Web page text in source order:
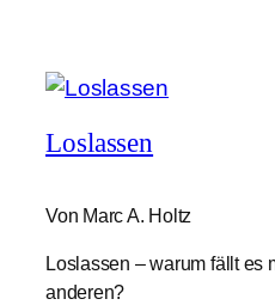
Loslassen
Von Marc A. Holtz
Loslassen – warum fällt es
anderen?